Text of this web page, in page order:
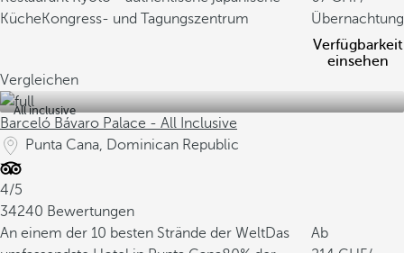
KücheKongress- und Tagungszentrum
Übernachtung
Verfügbarkeit
einsehen
Vergleichen
All inclusive
Barceló Bávaro Palace - All Inclusive
Punta Cana, Dominican Republic
4/5
34240 Bewertungen
An einem der 10 besten Strände der WeltDas
Ab